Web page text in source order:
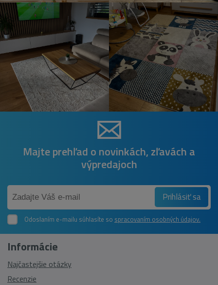
Majte prehľad o novinkách, zľavách a
výpredajoch
Prihlásiť sa
Odoslaním e-mailu súhlasíte so spracovaním osobných údajov.
Informácie
Najčastejšie otázky
Recenzie